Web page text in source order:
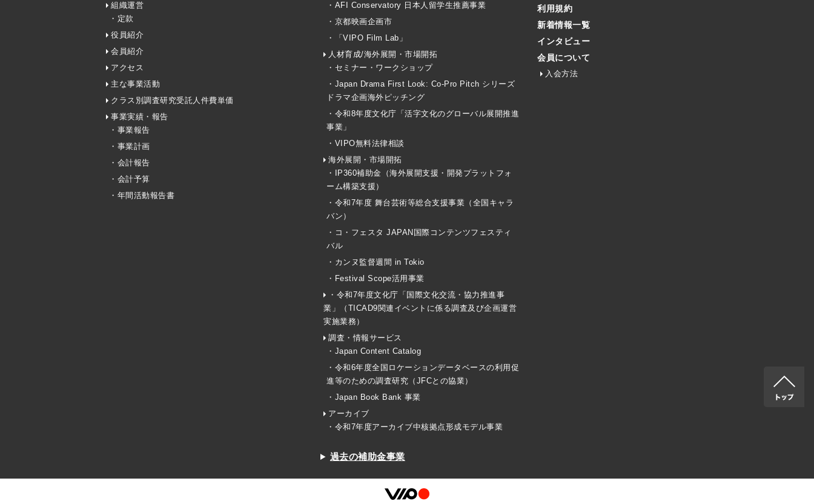
組織運営
・定款
役員紹介
会員紹介
アクセス
主な事業活動
クラス別調査研究受託人件費単価
事業実績・報告
・事業報告
・事業計画
・会計報告
・会計予算
・年間活動報告書
・AFI Conservatory 日本人留学生推薦事業
・京都映画企画市
・「VIPO Film Lab」
人材育成/海外展開・市場開拓
・セミナー・ワークショップ
・Japan Drama First Look: Co-Pro Pitch シリーズ
ドラマ企画海外ピッチング
・令和8年度文化庁「活字文化のグローバル展開推進
事業」
・VIPO無料法律相談
海外展開・市場開拓
・IP360補助金（海外展開支援・開発プラットフォ
ーム構築支援）
・令和7年度 舞台芸術等総合支援事業（全国キャラ
バン）
・コ・フェスタ JAPAN国際コンテンツフェスティ
バル
・カンヌ監督週間 in Tokio
・Festival Scope活用事業
・令和7年度文化庁「国際文化交流・協力推進事
業」（TICAD9関連イベントに係る調査及び企画運営
実施業務）
調査・情報サービス
・Japan Content Catalog
・令和6年度全国ロケーションデータベースの利用促
進等のための調査研究（JFCとの協業）
・Japan Book Bank 事業
アーカイブ
・令和7年度アーカイブ中核拠点形成モデル事業
過去の補助金事業
利用規約
新着情報一覧
インタビュー
会員について
入会方法